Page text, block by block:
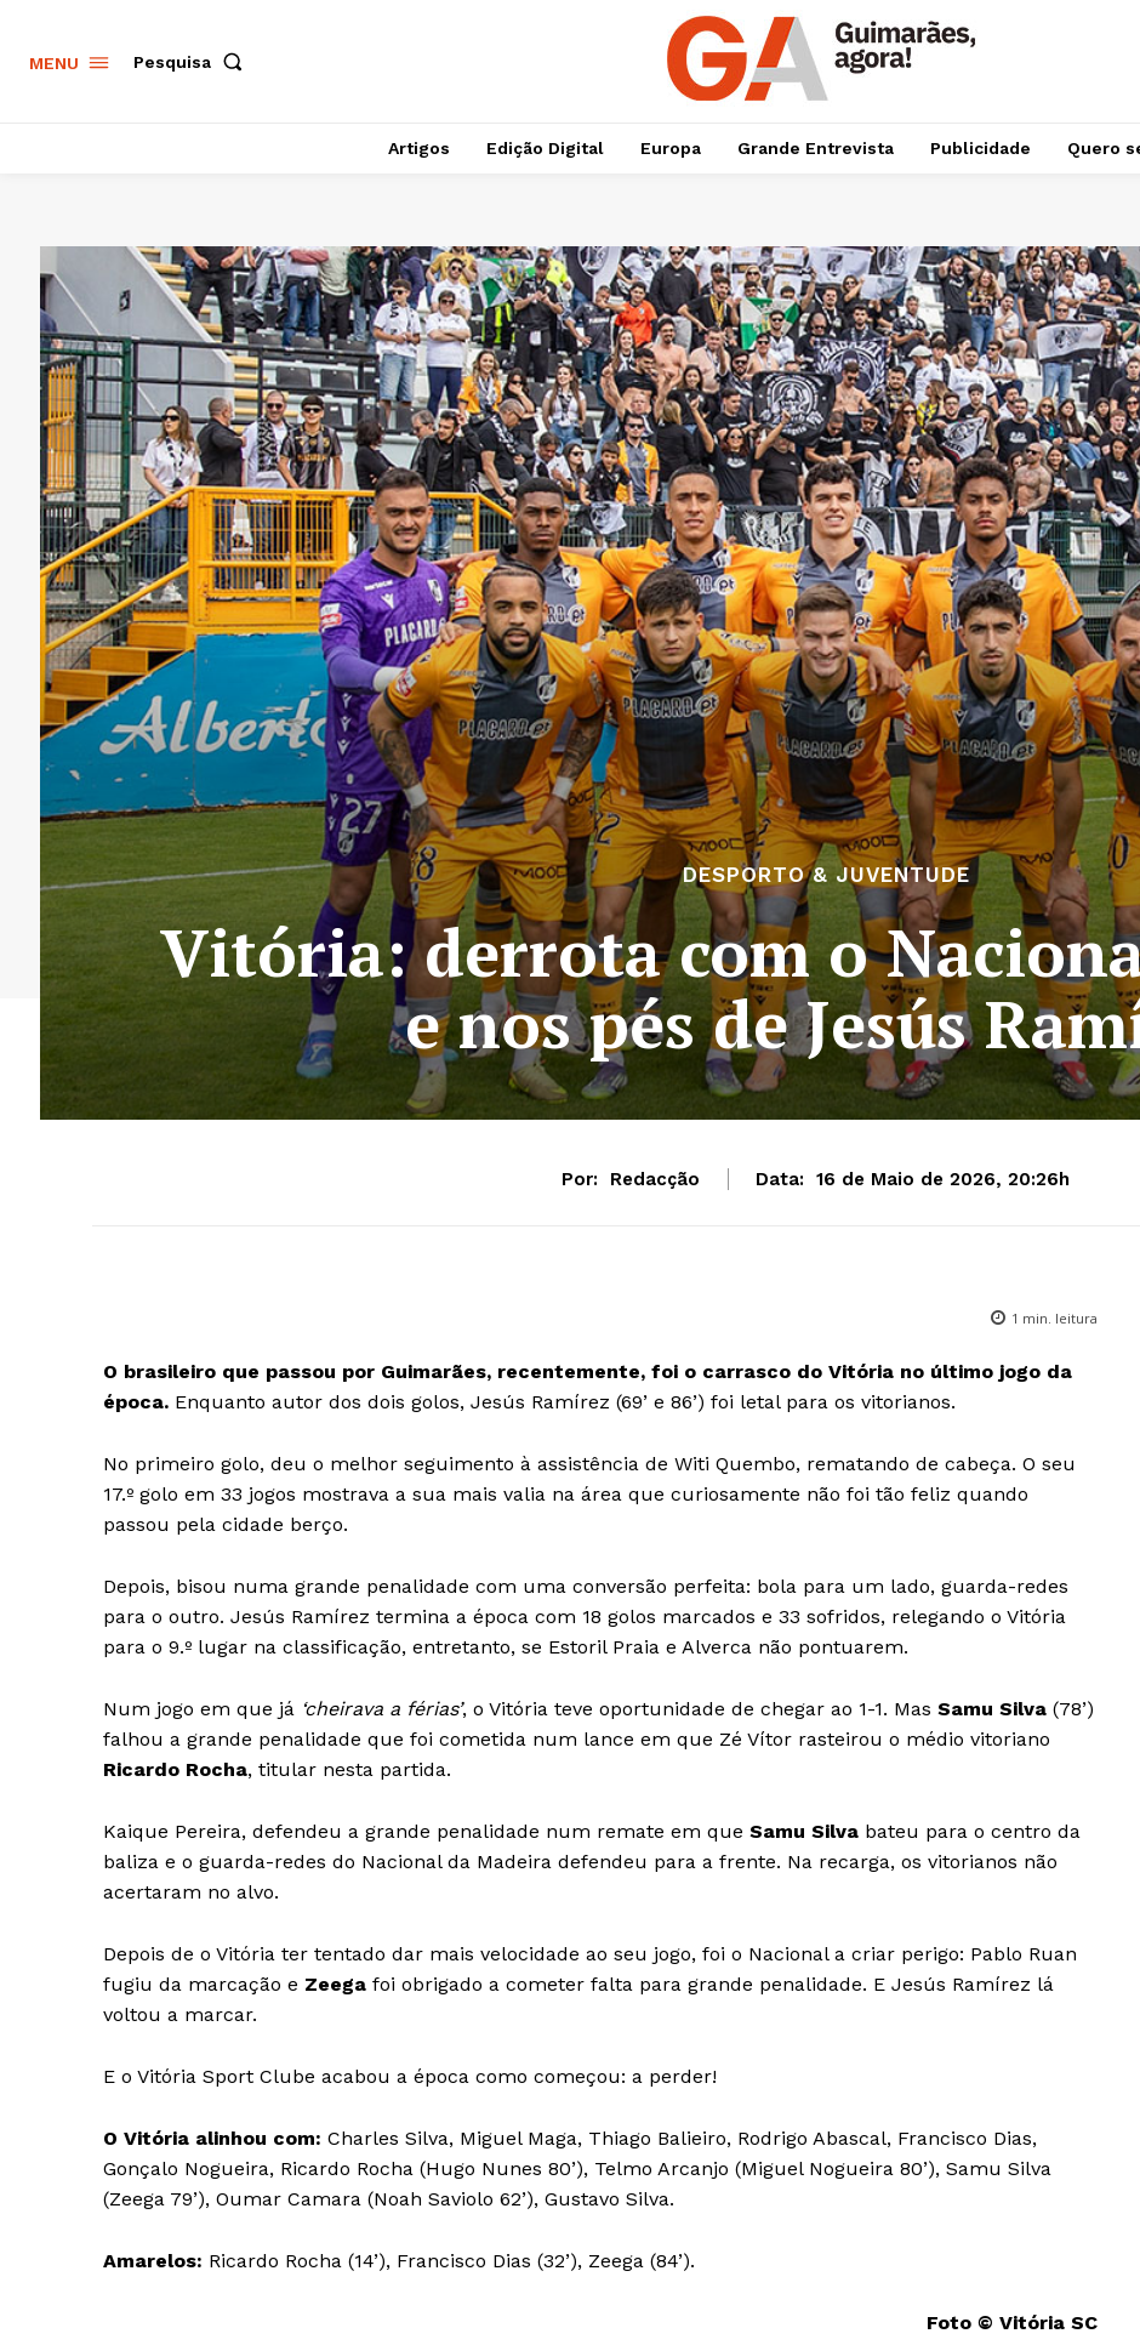
MENU Pesquisa
Artigos Edição Digital Europa Grande Entrevista Publicidade Quero
DESPORTO & JUVENTUDE
Vitória: derrota com o
e nos pés de Jesús
Por: Redacção Data: 16 de Maio de 2026, 20:26h
1 min. leitura
O brasileiro que passou por Guimarães, recentemente, foi o carrasco do Vitória no último jogo da
época. Enquanto autor dos dois golos, Jesús Ramírez (69’ e 86’) foi letal para os vitorianos.
No primeiro golo, deu o melhor seguimento à assistência de Witi Quembo, rematando de cabeça. O seu
17.º golo em 33 jogos mostrava a sua mais valia na área que curiosamente não foi tão feliz quando
passou pela cidade berço.
Depois, bisou numa grande penalidade com uma conversão perfeita: bola para um lado, guarda-redes
para o outro. Jesús Ramírez termina a época com 18 golos marcados e 33 sofridos, relegando o Vitória
para o 9.º lugar na classificação, entretanto, se Estoril Praia e Alverca não pontuarem.
Num jogo em que já ‘cheirava a férias’, o Vitória teve oportunidade de chegar ao 1-1. Mas Samu Silva (78’)
falhou a grande penalidade que foi cometida num lance em que Zé Vítor rasteirou o médio vitoriano
Ricardo Rocha, titular nesta partida.
Kaique Pereira, defendeu a grande penalidade num remate em que Samu Silva bateu para o centro da
baliza e o guarda-redes do Nacional da Madeira defendeu para a frente. Na recarga, os vitorianos não
acertaram no alvo.
Depois de o Vitória ter tentado dar mais velocidade ao seu jogo, foi o Nacional a criar perigo: Pablo Ruan
fugiu da marcação e Zeega foi obrigado a cometer falta para grande penalidade. E Jesús Ramírez lá
voltou a marcar.
E o Vitória Sport Clube acabou a época como começou: a perder!
O Vitória alinhou com: Charles Silva, Miguel Maga, Thiago Balieiro, Rodrigo Abascal, Francisco Dias,
Gonçalo Nogueira, Ricardo Rocha (Hugo Nunes 80’), Telmo Arcanjo (Miguel Nogueira 80’), Samu Silva
(Zeega 79’), Oumar Camara (Noah Saviolo 62’), Gustavo Silva.
Amarelos: Ricardo Rocha (14’), Francisco Dias (32’), Zeega (84’).
Foto © Vitória SC